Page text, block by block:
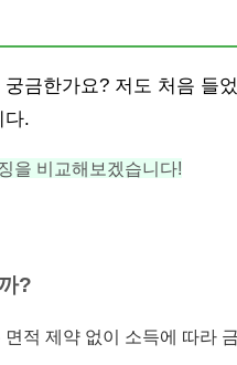
금한가요? 저도 처음 들
다.
을 비교해보겠습니다!
?
적 제약 없이 소득에 따라